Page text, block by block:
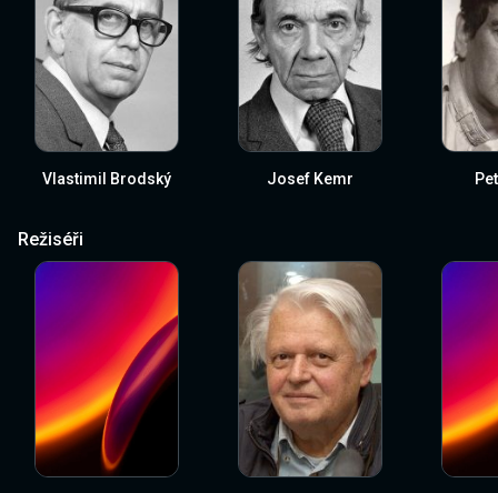
Vlastimil Brodský Josef Kemr
Režiséři